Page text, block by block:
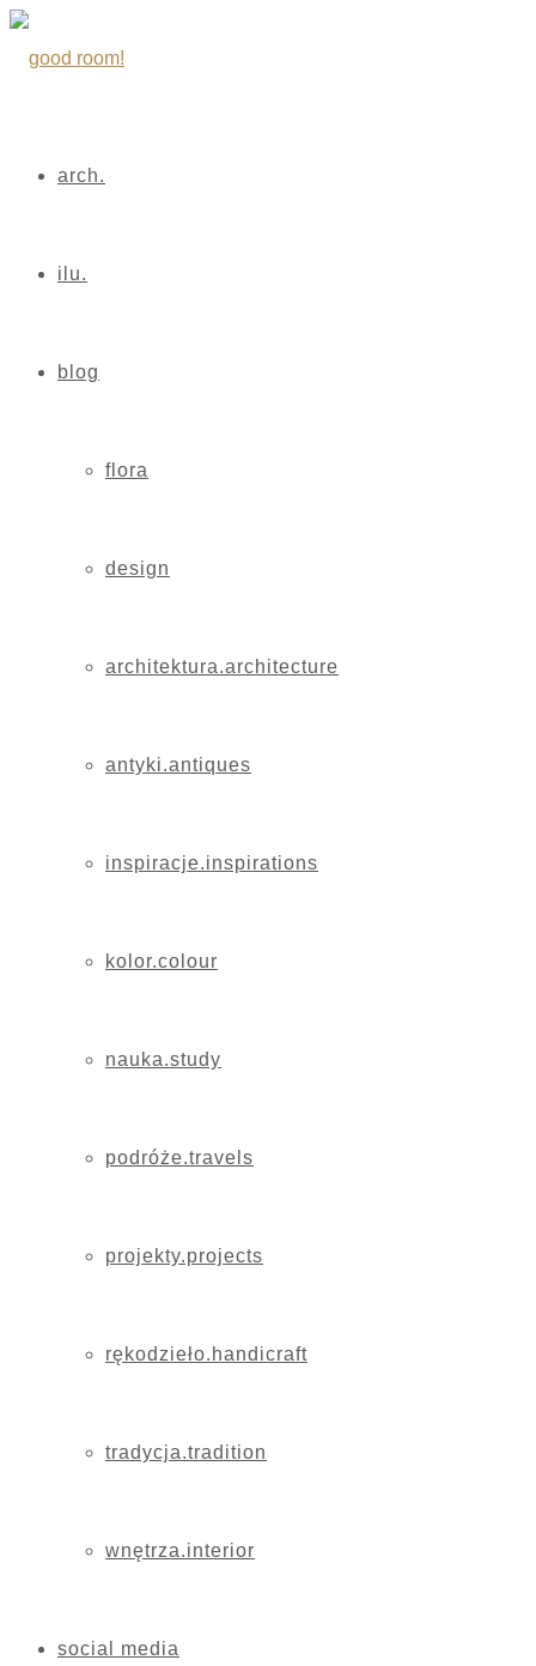
arch.
ilu.
blog
flora
design
architektura.architecture
antyki.antiques
inspiracje.inspirations
kolor.colour
nauka.study
podróże.travels
projekty.projects
rękodzieło.handicraft
tradycja.tradition
wnętrza.interior
social media